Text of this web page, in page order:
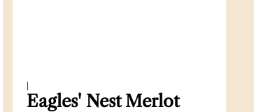
Eagles' Nest Merlot